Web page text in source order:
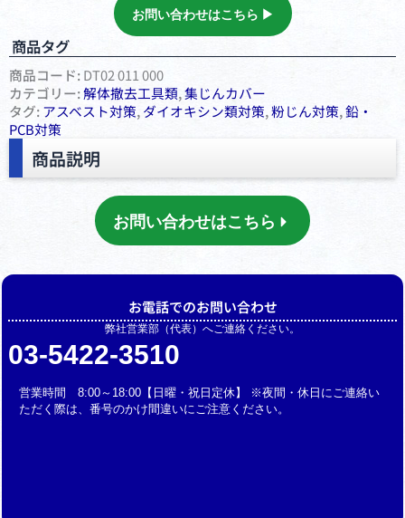
お問い合わせはこちら ▶︎
商品タグ
商品コード:DT02 011 000
カテゴリー:解体撤去工具類,集じんカバー
タグ:アスベスト対策,ダイオキシン類対策,粉じん対策,鉛・
PCB対策
商品説明
お問い合わせはこちら
お電話でのお問い合わせ
弊社営業部（代表）へご連絡ください。
03-5422-3510
営業時間 8:00～18:00【日曜・祝日定休】 ※夜間・休日にご連絡い
ただく際は、番号のかけ間違いにご注意ください。